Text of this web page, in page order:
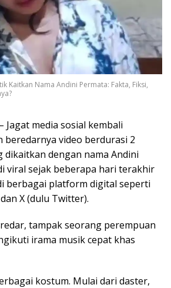
Kaitkan Nama Andini Permata: Fakta, Fiksi,
– Jagat media sosial kembali
beredarnya video berdurasi 2
dikaitkan dengan nama Andini
viral sejak beberapa hari terakhir
berbagai platform digital seperti
X (dulu Twitter).
tampak seorang perempuan
irama musik cepat khas
kostum. Mulai dari daster,